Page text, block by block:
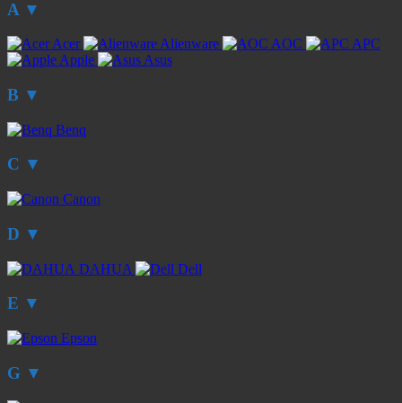
A ▼
Acer Alienware AOC
APC
Apple
Asus
B ▼
Benq
C ▼
Canon
D ▼
DAHUA Dell
E ▼
Epson
G ▼